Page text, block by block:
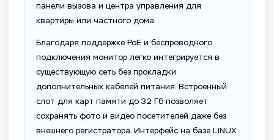
панели вызова и центра управления для
квартиры или частного дома.
Благодаря поддержке PoE и беспроводного
подключения монитор легко интегрируется в
существующую сеть без прокладки
дополнительных кабелей питания. Встроенный
слот для карт памяти до 32 Гб позволяет
сохранять фото и видео посетителей даже без
внешнего регистратора. Интерфейс на базе LINUX